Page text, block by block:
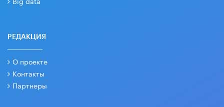
РЕДАКЦИЯ
О проекте
Контакты
Партнеры